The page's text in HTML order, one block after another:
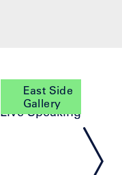
East Side
Gallery
Live Speaking